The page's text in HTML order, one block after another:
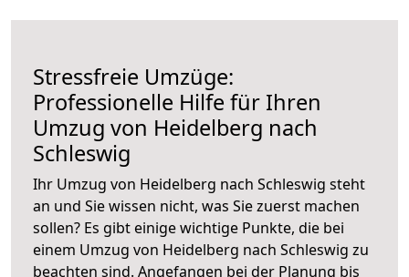
Stressfreie Umzüge:
Professionelle Hilfe für Ihren
Umzug von Heidelberg nach
Schleswig
Ihr Umzug von Heidelberg nach Schleswig steht
an und Sie wissen nicht, was Sie zuerst machen
sollen? Es gibt einige wichtige Punkte, die bei
einem Umzug von Heidelberg nach Schleswig zu
beachten sind. Angefangen bei der Planung bis